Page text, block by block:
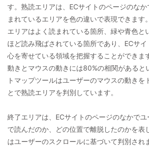
す。熟読エリアは、ECサイトのページのな
まれているエリアを色の違いで表現できます
エリアはよく読まれている箇所、緑や青色と
ほど読み飛ばされている箇所であり、ECサ
心を寄せている領域を把握することができま
動きとマウスの動きには80%の相関があると
トマップツールはユーザーのマウスの動きを
とで熟読エリアを判別しています。
終了エリアは、ECサイトのページのなかでユ
で読んだのか、どの位置で離脱したのかを表
はユーザーのスクロールに基づいて判別され